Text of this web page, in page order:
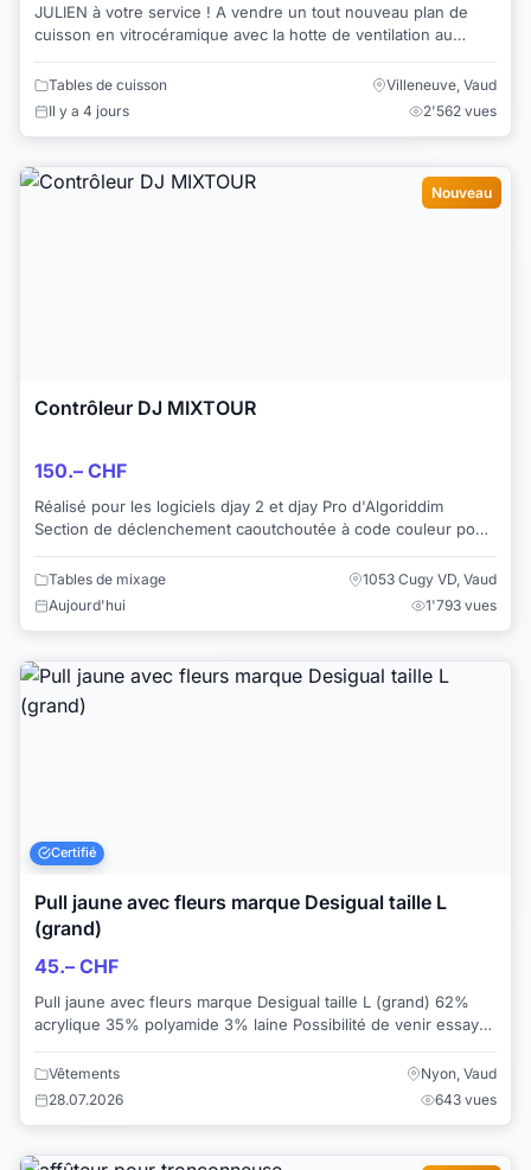
JULIEN à votre service ! A vendre un tout nouveau plan de
cuisson en vitrocéramique avec la hotte de ventilation au
Tables de cuisson
Villeneuve, Vaud
Il y a 4 jours
2'562 vues
Nouveau
Contrôleur DJ MIXTOUR
150.– CHF
Réalisé pour les logiciels djay 2 et djay Pro d'Algoriddim
Section de déclenchement caoutchoutée à code couleur pour
le transport et le mode de repér...
Tables de mixage
1053 Cugy VD, Vaud
Aujourd'hui
1'793 vues
Certifié
Pull jaune avec fleurs marque Desigual taille L
(grand)
45.– CHF
Pull jaune avec fleurs marque Desigual taille L (grand) 62%
acrylique 35% polyamide 3% laine Possibilité de venir essayer
Vêtements
Nyon, Vaud
28.07.2026
643 vues